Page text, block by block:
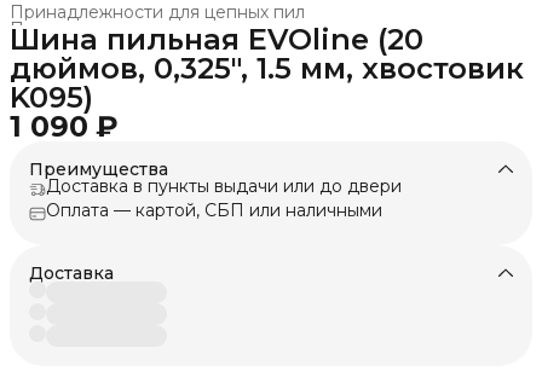
Принадлежности для цепных пил
Принадлежности и оснастка ›
Техника для леса, сада, парка
Главная ›
Шина пильная EVOline (20
дюймов, 0,325", 1.5 мм, хвостовик
K095)
1 090 ₽
Преимущества
Доставка в пункты выдачи или до двери
Оплата — картой, СБП или наличными
Доставка